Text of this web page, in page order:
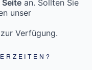
an. Sollten Sie
unser
zur Verfügung.